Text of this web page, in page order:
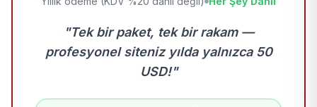
"Tek bir paket, tek bir rakam —
profesyonel siteniz yılda yalnızca 50
USD!"